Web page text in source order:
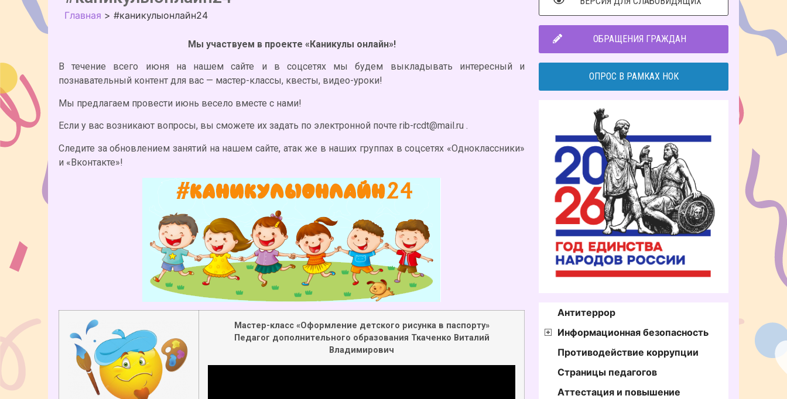
Главная > #каникулыонлайн24
Мы участвуем в проекте «Каникулы онлайн»!
В течение всего июня на нашем сайте и в соцсетях мы будем выкладывать интересный и
познавательный контент для вас — мастер-классы, квесты, видео-уроки!
Мы предлагаем провести июнь весело вместе с нами!
Если у вас возникают вопросы, вы сможете их задать по электронной почте rib-rcdt@mail.ru .
Следите за обновлением занятий на нашем сайте, атак же в наших группах в соцсетях «Одноклассники»
и «Вконтакте»!
Мастер-класс «Оформление детского рисунка в паспорту»
Педагог дополнительного образования Ткаченко Виталий
Владимирович
ОБРАЩЕНИЯ ГРАЖДАН
ОПРОС В РАМКАХ НОК
Антитеррор
Информационная безопасность
Противодействие коррупции
Страницы педагогов
Аттестация и повышение